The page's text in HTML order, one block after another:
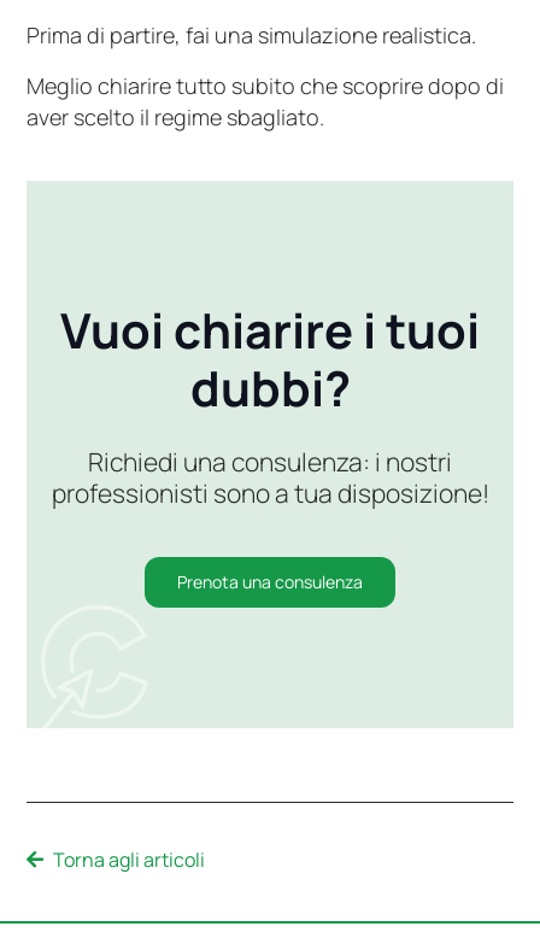
Prima di partire, fai una simulazione realistica.
Meglio chiarire tutto subito che scoprire dopo di
aver scelto il regime sbagliato.
Vuoi chiarire i tuoi
dubbi?
Richiedi una consulenza: i nostri
professionisti sono a tua disposizione!
Prenota una consulenza
Torna agli articoli